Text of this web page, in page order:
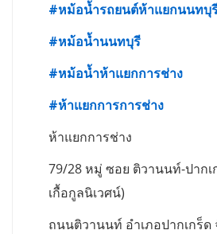
#หม้อน้ำรถยนต์ห้าแยกนนทบุ
#หม้อน้ำนนทบุรี
#หม้อน้ำห้าแยกการช่าง
#ห้าแยกการการช่าง
ห้าแยกการช่าง
79/28 หมู่ ซอย ติวานนท์-ปาก
เกื้อกูลนิเวศน์)
ถนนติวานนท์ อำเภอปากเกร็